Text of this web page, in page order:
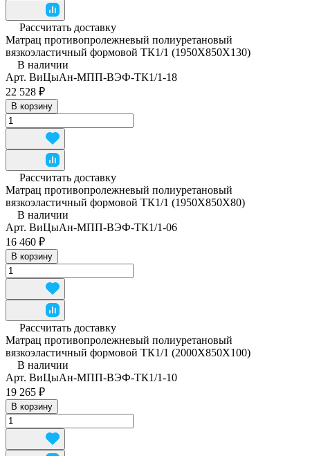
Рассчитать доставку
Матрац противопролежневый полиуретановый
вязкоэластичный формовой ТК1/1 (1950Х850Х130)
В наличии
Арт. ВиЦыАн-МПП-ВЭФ-ТК1/1-18
22 528 ₽
В корзину
Рассчитать доставку
Матрац противопролежневый полиуретановый
вязкоэластичный формовой ТК1/1 (1950Х850Х80)
В наличии
Арт. ВиЦыАн-МПП-ВЭФ-ТК1/1-06
16 460 ₽
В корзину
Рассчитать доставку
Матрац противопролежневый полиуретановый
вязкоэластичный формовой ТК1/1 (2000Х850Х100)
В наличии
Арт. ВиЦыАн-МПП-ВЭФ-ТК1/1-10
19 265 ₽
В корзину